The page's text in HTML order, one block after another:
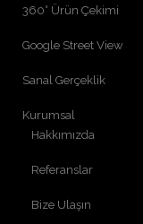
360° Ürün Çekimi
Google Street View
Sanal Gerçeklik
Kurumsal
Hakkımızda
Referanslar
Bize Ulaşın